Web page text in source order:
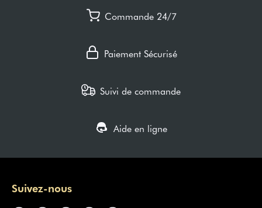
Commande 24/7
Paiement Sécurisé
Suivi de commande
Aide en ligne
Suivez-nous